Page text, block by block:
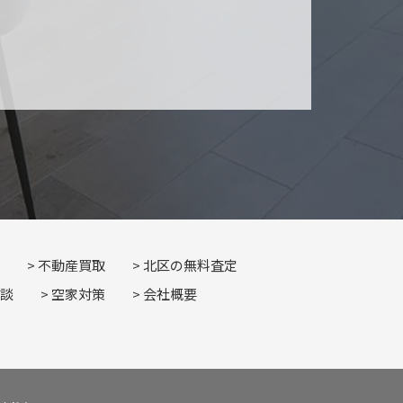
不動産買取
北区の無料査定
空家対策 会社概要